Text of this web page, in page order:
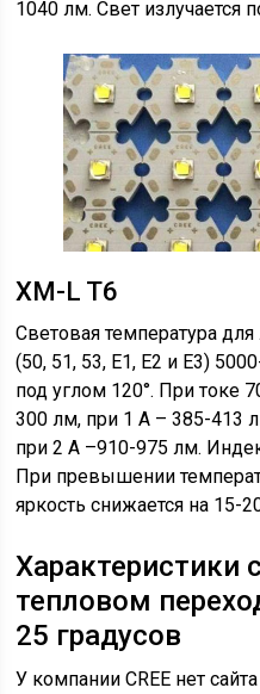
1040 лм. Свет излучается
XM-L T6
Световая температура
(50, 51, 53, E1, E2 и E3)
под углом 120°. При токе
300 лм, при 1 А – 385-413
при 2 А –910-975 лм.
При превышении
яркость снижается на 15-
Характеристики
тепловом
25 градусов
У компании CREE нет